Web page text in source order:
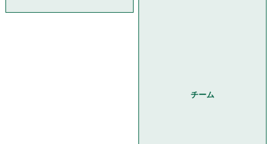
チーム